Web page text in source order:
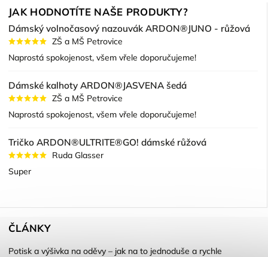
JAK HODNOTÍTE NAŠE PRODUKTY?
Dámský volnočasový nazouvák ARDON®JUNO - růžová
ZŠ a MŠ Petrovice
Naprostá spokojenost, všem vřele doporučujeme!
Dámské kalhoty ARDON®JASVENA šedá
ZŠ a MŠ Petrovice
Naprostá spokojenost, všem vřele doporučujeme!
Tričko ARDON®ULTRITE®GO! dámské růžová
Ruda Glasser
Super
ČLÁNKY
Potisk a výšivka na oděvy – jak na to jednoduše a rychle